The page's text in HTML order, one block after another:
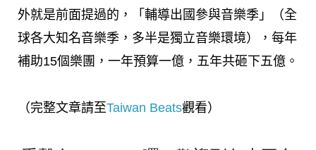
外就是前面提過的，「輔導出國參與音樂季」（全
球各大知名音樂季，多半是獨立音樂環境），每年
補助15個樂團，一年預算一億，五年共砸下五億。
（完整文章請至Taiwan Beats觀看）